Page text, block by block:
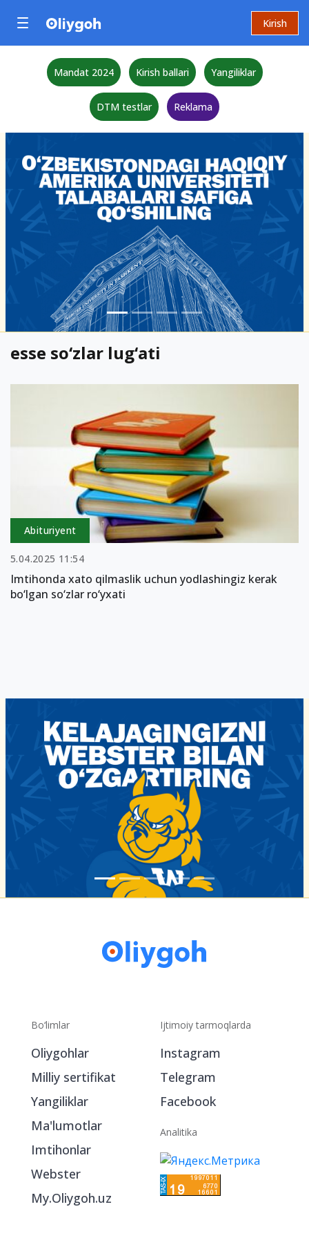
Kirish
Mandat 2024 Kirish ballari Yangiliklar
DTM testlar Reklama
esse so‘zlar lug‘ati
Abituriyent
5.04.2025 11:54
Imtihonda xato qilmaslik uchun yodlashingiz kerak
bo‘lgan so‘zlar ro‘yxati
Bo‘limlar
Oliygohlar
Milliy sertifikat
Yangiliklar
Ma'lumotlar
Imtihonlar
Webster
My.Oliygoh.uz
Ijtimoiy tarmoqlarda
Instagram
Telegram
Facebook
Analitika